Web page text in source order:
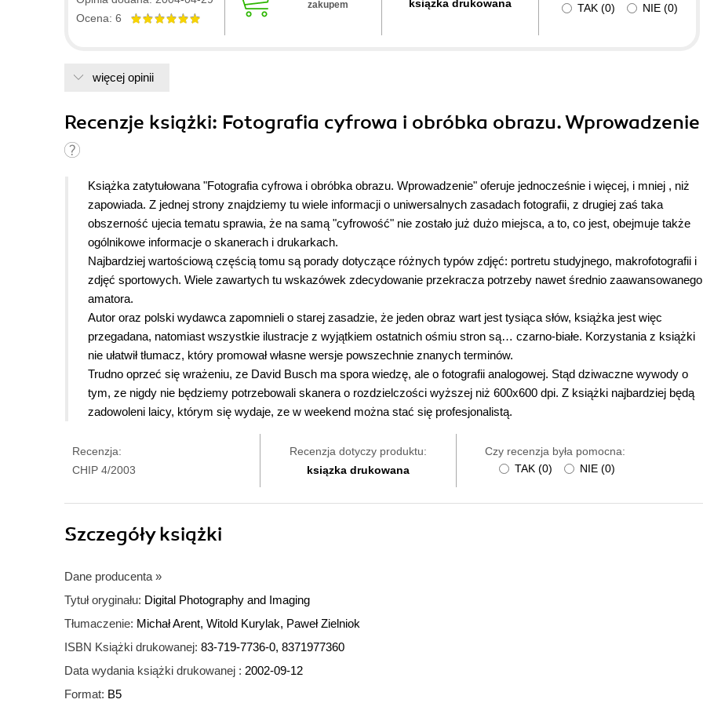
w cenie 29zł to po prostu hit cenowy. Książkę przeczytałem w ciągu kilku godzin po jej otrzymaniu. Ani przez moment
Z całą odpowiedzialnością polecam!
Ocena: 6
zakupem ksiązka drukowana TAK (0) NIE (0)
więcej opinii
Recenzje książki: Fotografia cyfrowa i obróbka obrazu. Wprowadzenie
Książka zatytułowana "Fotografia cyfrowa i obróbka obrazu. Wprowadzenie" oferuje jednocześnie i więcej, i mniej , niż
zapowiada. Z jednej strony znajdziemy tu wiele informacji o uniwersalnych zasadach fotografii, z drugiej zaś taka
obszerność ujecia tematu sprawia, że na samą "cyfrowość" nie zostało już dużo miejsca, a to, co jest, obejmuje także
ogólnikowe informacje o skanerach i drukarkach.
Najbardziej wartościową częścią tomu są porady dotyczące różnych typów zdjęć: portretu studyjnego, makrofotografii i
zdjęć sportowych. Wiele zawartych tu wskazówek zdecydowanie przekracza potrzeby nawet średnio zaawansowanego
amatora.
Autor oraz polski wydawca zapomnieli o starej zasadzie, że jeden obraz wart jest tysiąca słów, książka jest więc
przegadana, natomiast wszystkie ilustracje z wyjątkiem ostatnich ośmiu stron są… czarno-białe. Korzystania z książki
nie ułatwił tłumacz, który promował własne wersje powszechnie znanych terminów.
Trudno oprzeć się wrażeniu, ze David Busch ma spora wiedzę, ale o fotografii analogowej. Stąd dziwaczne wywody o
tym, ze nigdy nie będziemy potrzebowali skanera o rozdzielczości wyższej niż 600x600 dpi. Z książki najbardziej będą
zadowoleni laicy, którym się wydaje, ze w weekend można stać się profesjonalistą.
Recenzja:
CHIP 4/2003
Recenzja dotyczy produktu:
ksiązka drukowana
Czy recenzja była pomocna:
TAK (0) NIE (0)
Szczegółyksiążki
Dane producenta »
Tytuł oryginału: Digital Photography and Imaging
Tłumaczenie: Michał Arent, Witold Kurylak, Paweł Zielniok
ISBN Książki drukowanej: 83-719-7736-0, 8371977360
Data wydania książki drukowanej : 2002-09-12
Format: B5